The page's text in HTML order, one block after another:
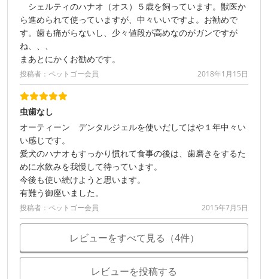
シェルティのハナオ（オス）５歳を飼っています。獣医か
ら進められて使っていますが、中々いいですよ。お勧めで
す。歯も痛がらないし、少々値段が高めなのがガンですが
ね、、、
まあとにかくお勧めです。
投稿者：ペットゴー会員 2018年1月15日
虫歯なし
オーティーン デンタルジェルを使いだしてはや１年中々い
い感じです。
愛犬のハナオもすっかり慣れて食事の後は、歯磨きをするた
めに水飲みを我慢して待っています。
今後も使い続けようと思います。
有難う御座いました。
投稿者：ペットゴー会員 2015年7月5日
レビューをすべて見る（4件）
レビューを投稿する